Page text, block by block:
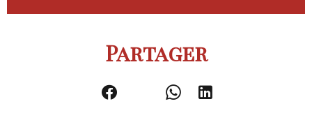
Partager